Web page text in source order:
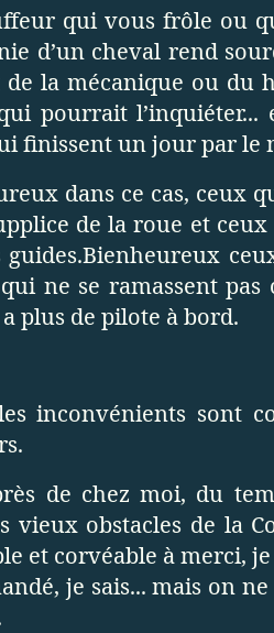
qui vous frôle ou
d’un cheval rend
de la mécanique ou du
pourrait l’inquiéter...
finissent un jour par le
dans ce cas, ceux
de la roue et
guides.Bienheureux
ne se ramassent
a plus de pilote à bord.
inconvénients sont
de chez moi, du
vieux obstacles de la
et corvéable à merci,
je sais... mais on